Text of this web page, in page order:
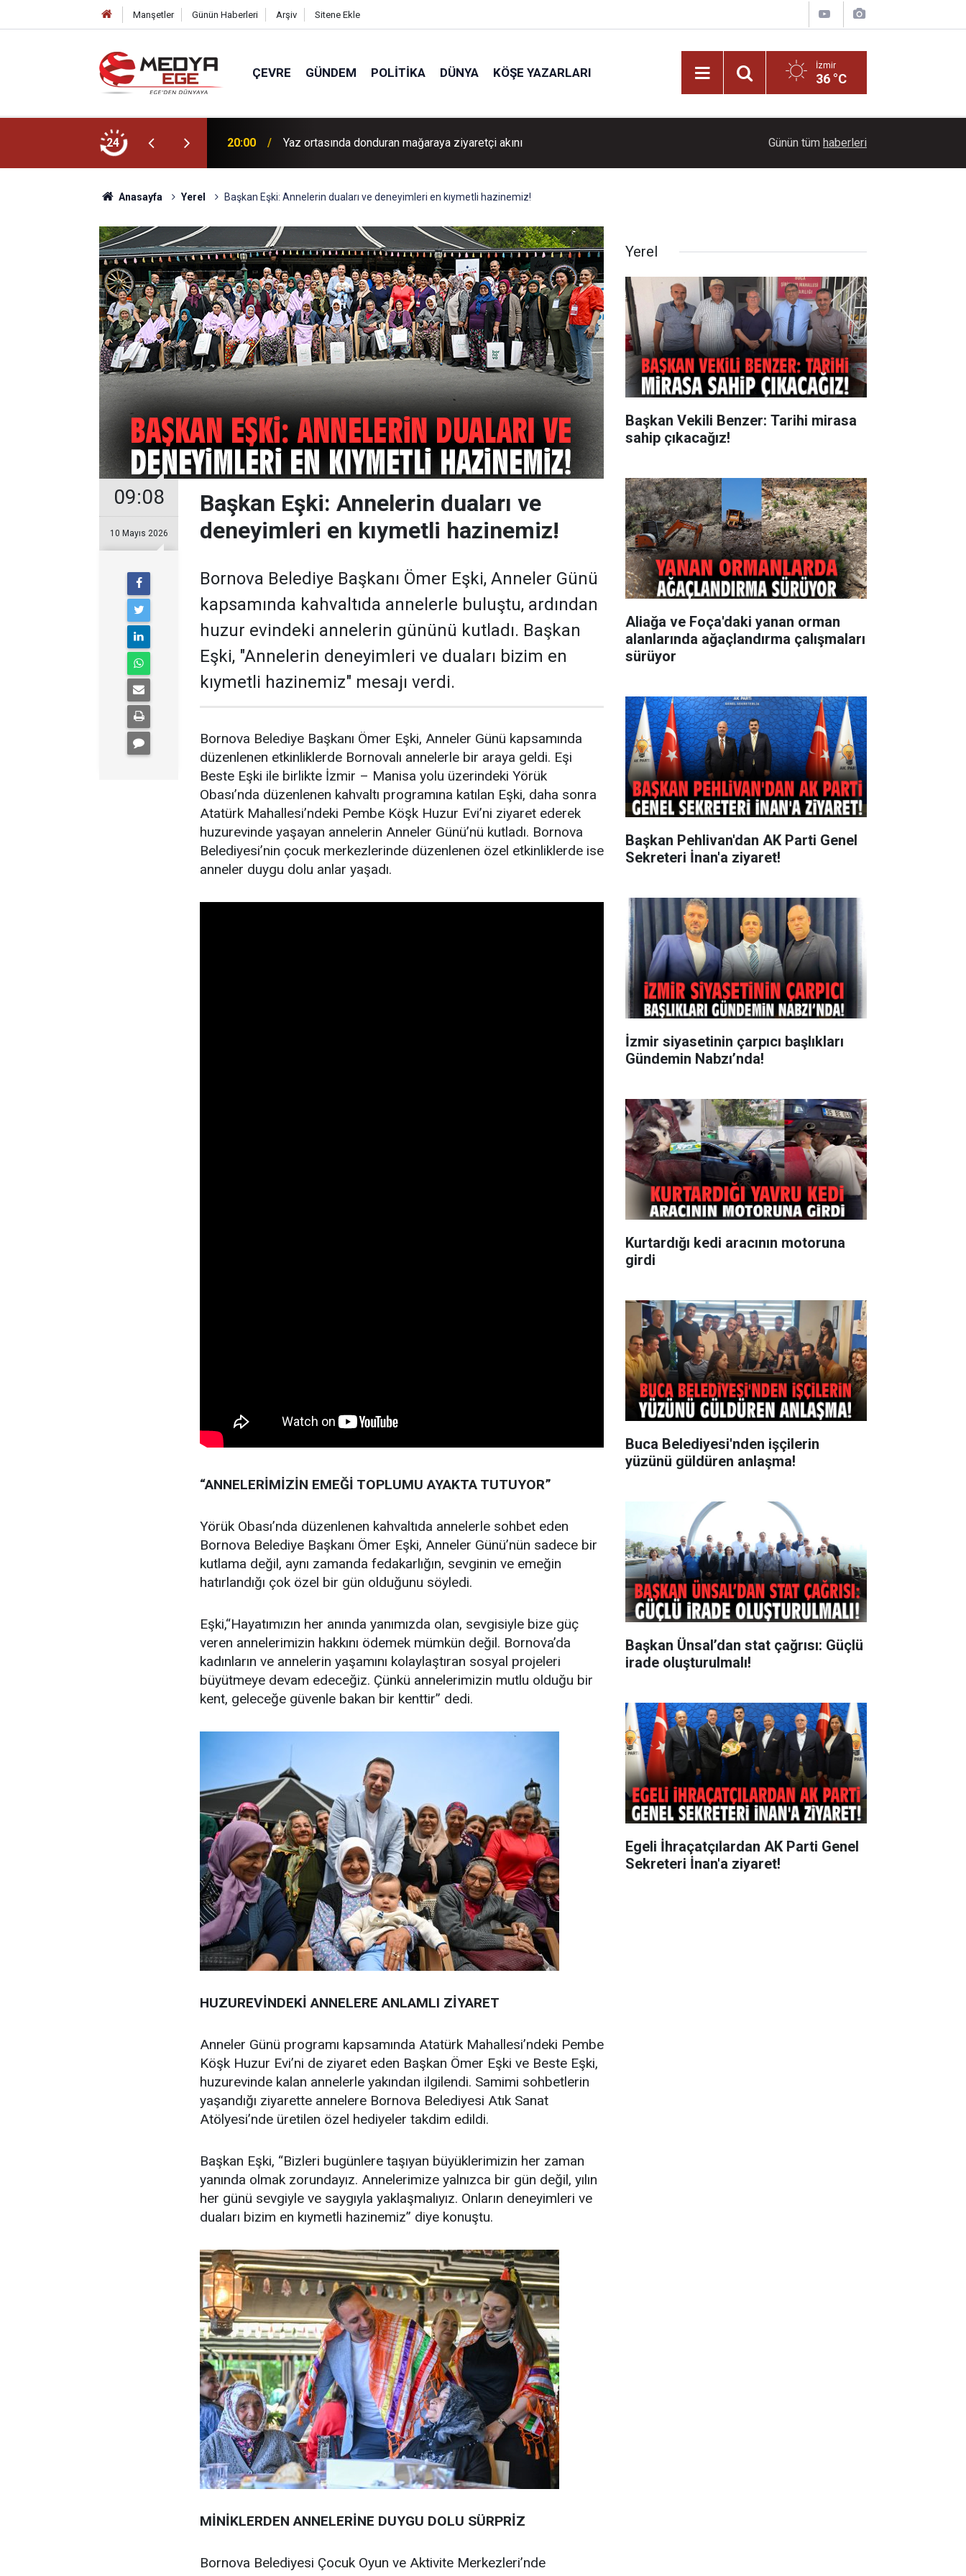
Manşetler Günün Haberleri Arşiv Sitene Ekle
ÇEVRE GÜNDEM POLITIKA DÜNYA KÖŞE YAZARLARI İzmir
36 °C
24 20:00 Yaz ortasında donduran mağaraya ziyaretçi akını
duyurusuyla gündeme gelen süreç
Günün tüm haberleri
Anasayfa Yerel Başkan Eşki: Annelerin duaları ve deneyimleri en kıymetli hazinemiz!
09:08
10 Mayıs 2026
Başkan Eşki: Annelerin duaları ve
deneyimleri en kıymetli hazinemiz!
Bornova Belediye Başkanı Ömer Eşki, Anneler Günü
kapsamında kahvaltıda annelerle buluştu, ardından
huzur evindeki annelerin gününü kutladı. Başkan
Eşki, "Annelerin deneyimleri ve duaları bizim en
kıymetli hazinemiz" mesajı verdi.
Bornova Belediye Başkanı Ömer Eşki, Anneler Günü kapsamında
düzenlenen etkinliklerde Bornovalı annelerle bir araya geldi. Eşi
Beste Eşki ile birlikte İzmir – Manisa yolu üzerindeki Yörük
Obası’nda düzenlenen kahvaltı programına katılan Eşki, daha sonra
Atatürk Mahallesi’ndeki Pembe Köşk Huzur Evi’ni ziyaret ederek
huzurevinde yaşayan annelerin Anneler Günü’nü kutladı. Bornova
Belediyesi’nin çocuk merkezlerinde düzenlenen özel etkinliklerde ise
anneler duygu dolu anlar yaşadı.
“ANNELERİMİZİN EMEĞİ TOPLUMU AYAKTA TUTUYOR”
Yörük Obası’nda düzenlenen kahvaltıda annelerle sohbet eden
Bornova Belediye Başkanı Ömer Eşki, Anneler Günü’nün sadece bir
kutlama değil, aynı zamanda fedakarlığın, sevginin ve emeğin
hatırlandığı çok özel bir gün olduğunu söyledi.
Eşki,“Hayatımızın her anında yanımızda olan, sevgisiyle bize güç
veren annelerimizin hakkını ödemek mümkün değil. Bornova’da
kadınların ve annelerin yaşamını kolaylaştıran sosyal projeleri
büyütmeye devam edeceğiz. Çünkü annelerimizin mutlu olduğu bir
kent, geleceğe güvenle bakan bir kenttir” dedi.
HUZUREVİNDEKİ ANNELERE ANLAMLI ZİYARET
Anneler Günü programı kapsamında Atatürk Mahallesi’ndeki Pembe
Köşk Huzur Evi’ni de ziyaret eden Başkan Ömer Eşki ve Beste Eşki,
huzurevinde kalan annelerle yakından ilgilendi. Samimi sohbetlerin
yaşandığı ziyarette annelere Bornova Belediyesi Atık Sanat
Atölyesi’nde üretilen özel hediyeler takdim edildi.
Başkan Eşki, “Bizleri bugünlere taşıyan büyüklerimizin her zaman
yanında olmak zorundayız. Annelerimize yalnızca bir gün değil, yılın
her günü sevgiyle ve saygıyla yaklaşmalıyız. Onların deneyimleri ve
duaları bizim en kıymetli hazinemiz” diye konuştu.
MİNİKLERDEN ANNELERİNE DUYGU DOLU SÜRPRİZ
Bornova Belediyesi Çocuk Oyun ve Aktivite Merkezleri’nde
Yerel
Başkan Vekili Benzer: Tarihi mirasa
sahip çıkacağız!
Aliağa ve Foça'daki yanan orman
alanlarında ağaçlandırma çalışmaları
sürüyor
Başkan Pehlivan'dan AK Parti Genel
Sekreteri İnan'a ziyaret!
İzmir siyasetinin çarpıcı başlıkları
Gündemin Nabzı’nda!
Kurtardığı kedi aracının motoruna
girdi
Buca Belediyesi'nden işçilerin
yüzünü güldüren anlaşma!
Başkan Ünsal’dan stat çağrısı: Güçlü
irade oluşturulmalı!
Egeli İhraçatçılardan AK Parti Genel
Sekreteri İnan'a ziyaret!